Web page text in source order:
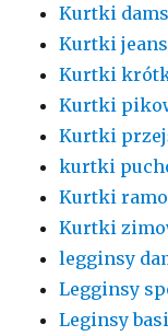
Kurtki
Kurtki
Kurtki
Kurtki
Kurtki
kurtki
Kurtki
Kurtki
legginsy
Legginsy
Leginsy